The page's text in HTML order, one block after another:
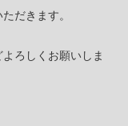
だきます。
ろしくお願いしま